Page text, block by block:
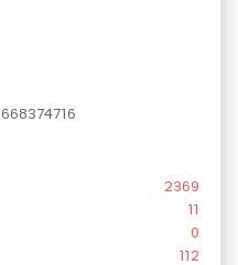
2369
11
0
112